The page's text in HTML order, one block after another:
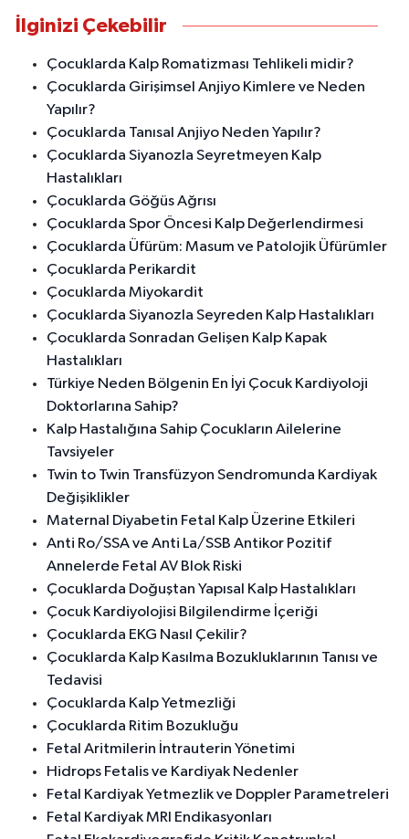
İlginizi Çekebilir
Çocuklarda Kalp Romatizması Tehlikeli midir?
Çocuklarda Girişimsel Anjiyo Kimlere ve Neden
Yapılır?
Çocuklarda Tanısal Anjiyo Neden Yapılır?
Çocuklarda Siyanozla Seyretmeyen Kalp
Hastalıkları
Çocuklarda Göğüs Ağrısı
Çocuklarda Spor Öncesi Kalp Değerlendirmesi
Çocuklarda Üfürüm: Masum ve Patolojik Üfürümler
Çocuklarda Perikardit
Çocuklarda Miyokardit
Çocuklarda Siyanozla Seyreden Kalp Hastalıkları
Çocuklarda Sonradan Gelişen Kalp Kapak
Hastalıkları
Türkiye Neden Bölgenin En İyi Çocuk Kardiyoloji
Doktorlarına Sahip?
Kalp Hastalığına Sahip Çocukların Ailelerine
Tavsiyeler
Twin to Twin Transfüzyon Sendromunda Kardiyak
Değişiklikler
Maternal Diyabetin Fetal Kalp Üzerine Etkileri
Anti Ro/SSA ve Anti La/SSB Antikor Pozitif
Annelerde Fetal AV Blok Riski
Çocuklarda Doğuştan Yapısal Kalp Hastalıkları
Çocuk Kardiyolojisi Bilgilendirme İçeriği
Çocuklarda EKG Nasıl Çekilir?
Çocuklarda Kalp Kasılma Bozukluklarının Tanısı ve
Tedavisi
Çocuklarda Kalp Yetmezliği
Çocuklarda Ritim Bozukluğu
Fetal Aritmilerin İntrauterin Yönetimi
Hidrops Fetalis ve Kardiyak Nedenler
Fetal Kardiyak Yetmezlik ve Doppler Parametreleri
Fetal Kardiyak MRI Endikasyonları